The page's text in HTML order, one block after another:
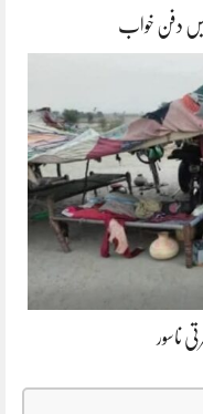
دفن خواب
ناسور